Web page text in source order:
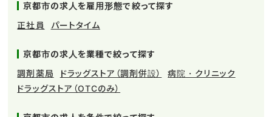
京都市の求人を雇用形態で絞って探す
正社員
パートタイム
京都市の求人を業種で絞って探す
調剤薬局
ドラッグストア（調剤併設）
病院・クリニック
ドラッグストア（OTCのみ）